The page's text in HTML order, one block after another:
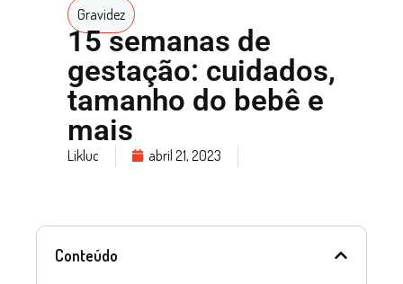
Gravidez
15 semanas de
gestação: cuidados,
tamanho do bebê e
mais
Likluc abril 21, 2023
Conteúdo